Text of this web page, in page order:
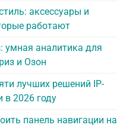
аксессуары и
работают
умная аналитика для
и Озон
лучших решений IP-
в 2026 году
панель навигации на